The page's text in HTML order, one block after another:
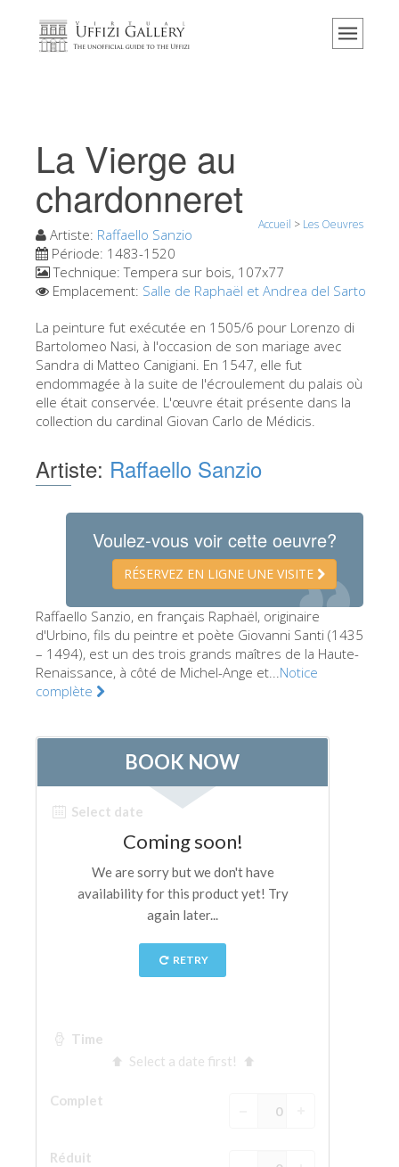
Accueil
Événements et expositions
L' avis des visiteurs
Explorer la Galerie
Réserver
Visite virtuelle
Les Oeuvres
Les Salles
Les Artistes
Les autres Musées
Le Musée national du Bargello
Galerie de l'Académie
La Galerie Palatine
Les Chapelles Médicis
Le Musée de San Marco
Musée Archéologique
Le Musée Galilée
Le Jardin de Boboli
La tour d'Arnolfo
Le Corridor de Vasari
Le Palazzo Vecchio
Santa Maria Novella
Réserver
FR
La Vierge au
chardonneret
Accueil > Les Oeuvres
Artiste: Raffaello Sanzio
Période: 1483-1520
Technique:Tempera sur bois, 107x77
Emplacement: Salle de Raphaël et Andrea del Sarto
La peinture fut exécutée en 1505/6 pour Lorenzo di
Bartolomeo Nasi, à l'occasion de son mariage avec
Sandra di Matteo Canigiani. En 1547, elle fut
endommagée à la suite de l'écroulement du palais où
elle était conservée. L'œuvre était présente dans la
collection du cardinal Giovan Carlo de Médicis.
Artiste: Raffaello Sanzio
Voulez-vous voir cette oeuvre?
RÉSERVEZ EN LIGNE UNE VISITE
Raffaello Sanzio, en français Raphaël, originaire
d'Urbino, fils du peintre et poète Giovanni Santi (1435
– 1494), est un des trois grands maîtres de la Haute-
Renaissance, à côté de Michel-Ange et...Notice
complète